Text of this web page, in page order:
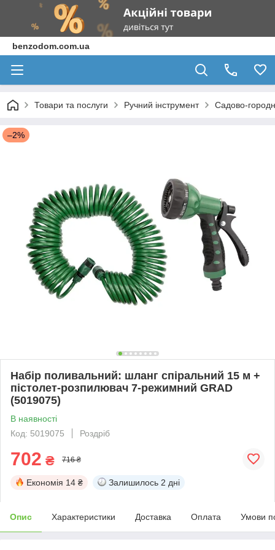
benzodom.com.ua
Товари та послуги Ручний інструмент Садово-
–2%
Набір поливальний: шланг спіральний 15 м +
пістолет-розпилювач 7-режимний GRAD
(5019075)
В наявності
Код: 5019075
Роздріб
702 ₴ 716 ₴
Економія 14 ₴ Залишилось 2 дні
Опис Характеристики Доставка Оплата Умови